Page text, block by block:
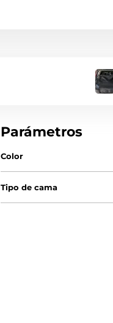
Parámetros
Color
Tipo de cama